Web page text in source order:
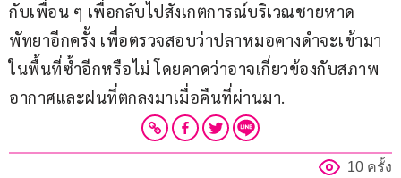
กับเพื่อน ๆ เพื่อกลับไปสังเกตการณ์บริเวณชายหาด
พัทยาอีกครั้ง เพื่อตรวจสอบว่าปลาหมอคางดำจะเข้ามา
ในพื้นที่ซ้ำอีกหรือไม่ โดยคาดว่าอาจเกี่ยวข้องกับสภาพ
อากาศและฝนที่ตกลงมาเมื่อคืนที่ผ่านมา.
10 ครั้ง